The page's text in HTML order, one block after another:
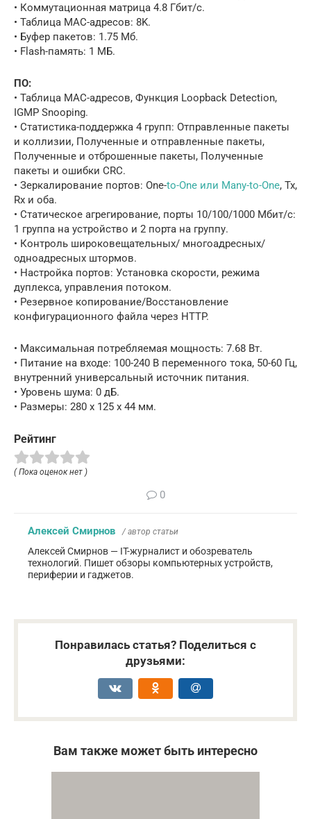
• Коммутационная матрица 4.8 Гбит/с.
• Таблица MAC-адресов: 8K.
• Буфер пакетов: 1.75 Мб.
• Flash-память: 1 МБ.
ПО:
• Таблица MAC-адресов, Функция Loopback Detection,
IGMP Snooping.
• Статистика-поддержка 4 групп: Отправленные пакеты
и коллизии, Полученные и отправленные пакеты,
Полученные и отброшенные пакеты, Полученные
пакеты и ошибки CRC.
• Зеркалирование портов: One-to-One или Many-to-One, Tx,
Rx и оба.
• Статическое агрегирование, порты 10/100/1000 Мбит/с:
1 группа на устройство и 2 порта на группу.
• Контроль широковещательных/ многоадресных/
одноадресных штормов.
• Настройка портов: Установка скорости, режима
дуплекса, управления потоком.
• Резервное копирование/Восстановление
конфигурационного файла через HTTP.
• Максимальная потребляемая мощность: 7.68 Вт.
• Питание на входе: 100-240 В переменного тока, 50-60 Гц,
внутренний универсальный источник питания.
• Уровень шума: 0 дБ.
• Размеры: 280 x 125 x 44 мм.
Рейтинг
( Пока оценок нет )
0
Алексей Смирнов / автор статьи
Алексей Смирнов — IT-журналист и обозреватель
технологий. Пишет обзоры компьютерных устройств,
периферии и гаджетов.
Понравилась статья? Поделиться с
друзьями:
Вам также может быть интересно